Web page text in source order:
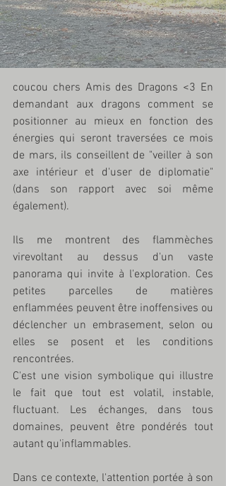
coucou chers Amis des Dragons <3 En
demandant aux dragons comment se
positionner au mieux en fonction des
énergies qui seront traversées ce mois
de mars, ils conseillent de "veiller à son
axe intérieur et d'user de diplomatie"
(dans son rapport avec soi même
également).
Ils me montrent des flammèches
virevoltant au dessus d'un vaste
panorama qui invite à l'exploration. Ces
petites parcelles de matières
enflammées peuvent être inoffensives ou
déclencher un embrasement, selon ou
elles se posent et les conditions
rencontrées.
C'est une vision symbolique qui illustre
le fait que tout est volatil, instable,
fluctuant. Les échanges, dans tous
domaines, peuvent être pondérés tout
autant qu'inflammables.
Dans ce contexte, l'attention portée à son